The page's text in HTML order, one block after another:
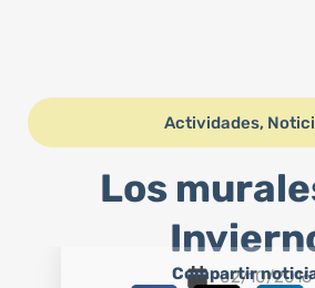
Actividades,
Los
02/10/2016
Compartir